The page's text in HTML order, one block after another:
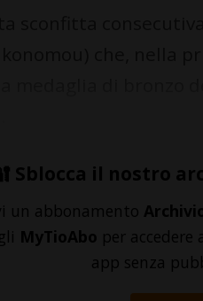
Sblocca il nostro
un abbonamento
MyTioAbo per
app senza